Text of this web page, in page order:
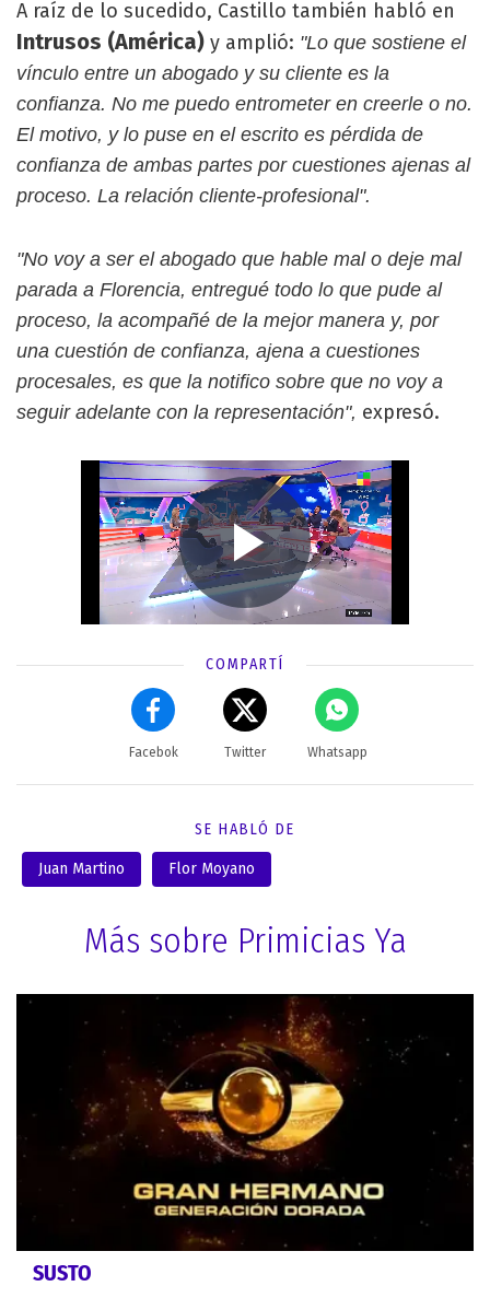
A raíz de lo sucedido, Castillo también habló en
Intrusos (América) y amplió: "Lo que sostiene el
vínculo entre un abogado y su cliente es la
confianza. No me puedo entrometer en creerle o no.
El motivo, y lo puse en el escrito es pérdida de
confianza de ambas partes por cuestiones ajenas al
proceso. La relación cliente-profesional".
"No voy a ser el abogado que hable mal o deje mal
parada a Florencia, entregué todo lo que pude al
proceso, la acompañé de la mejor manera y, por
una cuestión de confianza, ajena a cuestiones
procesales, es que la notifico sobre que no voy a
seguir adelante con la representación", expresó.
COMPARTÍ
Facebok Twitter Whatsapp
SE HABLÓ DE
Juan Martino Flor Moyano
Más sobre Primicias Ya
SUSTO